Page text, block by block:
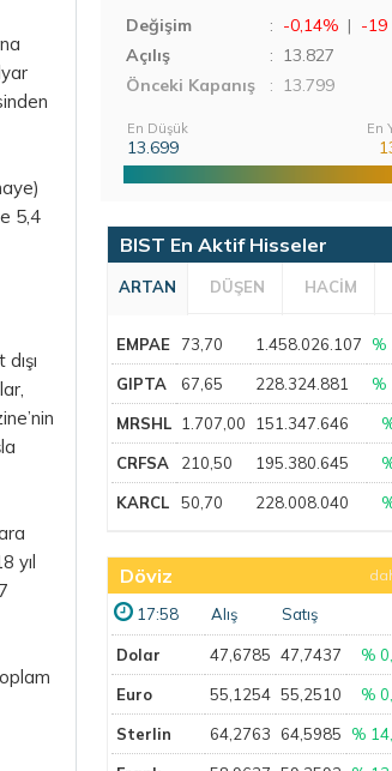
5,4
yıl
Değişim : -0,14% | -19
Açılış
: 13.827
Önceki Kapanış
: 13.799
En Düşük
13.699
En
BIST En Aktif Hisseler
ARTAN DÜŞEN HACİM
EMPAE 73,70 1.458.026.107 %
GIPTA 67,65 228.324.881 %
MRSHL 1.707,00 151.347.646
CRFSA 210,50 195.380.645
KARCL 50,70 228.008.040
Döviz
17:58 Alış Satış
Dolar 47,6785 47,7437 %
Euro 55,1254 55,2510 %
Sterlin 64,2763 64,5985 %